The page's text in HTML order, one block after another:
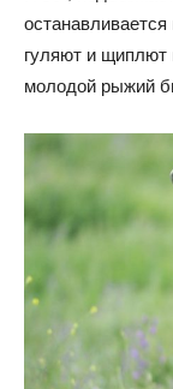
гуляют и щиплют
молодой рыжий